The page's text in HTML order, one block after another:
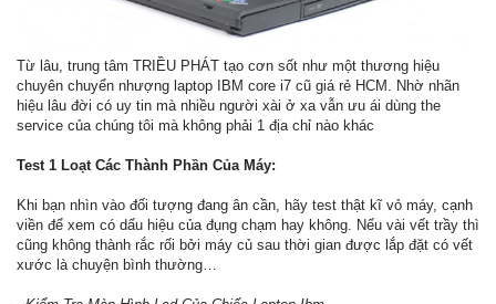
Từ lâu, trung tâm TRIỀU PHÁT tạo cơn sốt như một thương hiệu
chuyên chuyển nhượng laptop IBM core i7 cũ giá rẻ HCM. Nhờ nhãn
hiệu lâu đời có uy tin mà nhiều người xài ở xa vẫn ưu ái dùng the
service của chúng tôi mà không phải 1 địa chỉ nào khác
Test 1 Loạt Các Thành Phần Của Máy:
Khi bạn nhìn vào đối tượng đang ân cần, hãy test thật kĩ vỏ máy, cạnh
viền để xem có dấu hiệu của đụng chạm hay không. Nếu vài vết trầy thì
cũng không thành rắc rối bởi máy củ sau thời gian được lắp đặt có vết
xước là chuyện bình thường…